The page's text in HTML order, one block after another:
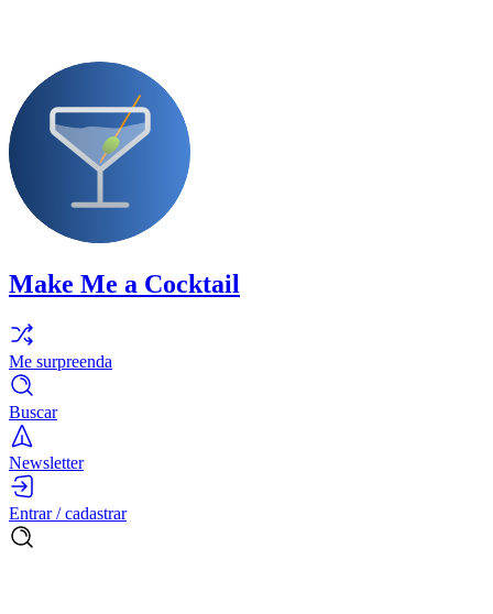
Make Me a Cocktail
Me surpreenda
Buscar
Newsletter
Entrar / cadastrar